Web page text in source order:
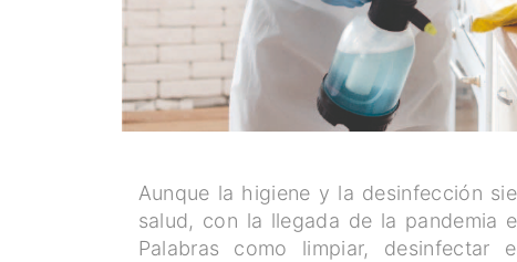
Aunque la higiene y la desinfección
salud, con la llegada de la pandemia
Palabras como limpiar,